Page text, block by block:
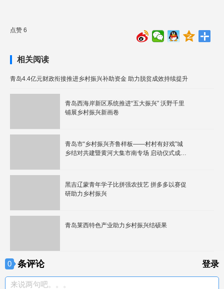
点赞 6
相关阅读
青岛4.4亿元财政衔接推进乡村振兴补助资金 助力脱贫成效持续提升
青岛西海岸新区系统推进“五大振兴” 沃野千里
铺展乡村振兴新画卷
青岛市“乡村振兴齐鲁样板——村村有好戏”城
乡结对共建暨黄河大集市南专场 启动仪式成功
黑吉辽蒙青年学子比拼强农技艺 拼多多以赛促
研助力乡村振兴
青岛莱西特色产业助力乡村振兴结硕果
0 条评论 登录
来说两句吧。。。